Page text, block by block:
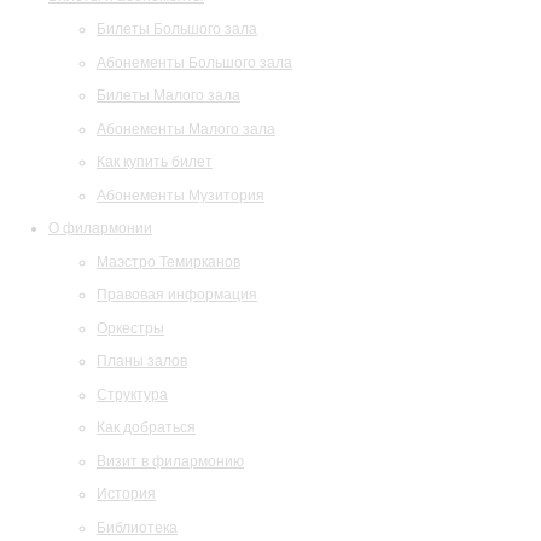
Билеты Большого зала
Абонементы Большого зала
Билеты Малого зала
Абонементы Малого зала
Как купить билет
Абонементы Музитория
О филармонии
Маэстро Темирканов
Правовая информация
Оркестры
Планы залов
Структура
Как добраться
Визит в филармонию
История
Библиотека